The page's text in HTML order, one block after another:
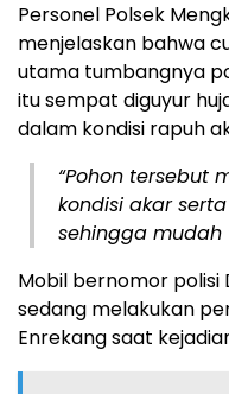
Personel Polsek
menjelaskan bahwa
utama tumbangnya
itu sempat diguyur
dalam kondisi rapuh
“Pohon tersebut
kondisi akar
sehingga mudah
Mobil bernomor polisi
sedang melakukan
Enrekang saat